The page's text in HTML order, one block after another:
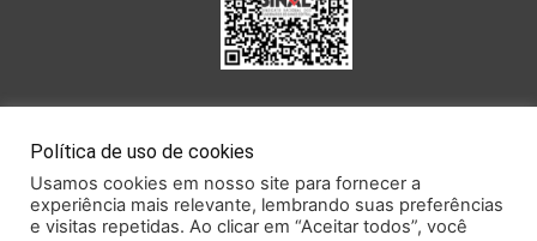
Política de uso de cookies
Usamos cookies em nosso site para fornecer a
experiência mais relevante, lembrando suas preferências
e visitas repetidas. Ao clicar em “Aceitar todos”, você